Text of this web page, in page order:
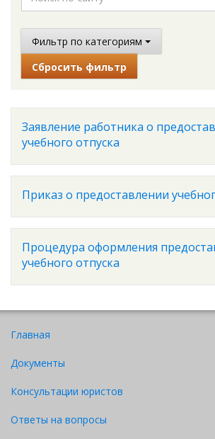
Фильтр по категориям
Сбросить фильтр
Заявление работника о
учебного отпуска
Приказ о предоставлении
Процедура оформления
учебного отпуска
Главная
Документы
Консультации юристов
Ответы на вопросы